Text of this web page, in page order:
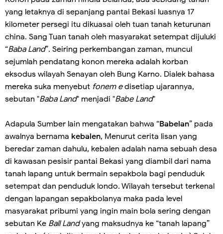
yang letaknya di sepanjang pantai Bekasi luasnya 17
kilometer persegi itu dikuasai oleh tuan tanah keturunan
china. Sang Tuan tanah oleh masyarakat setempat dijuluki
“Baba Land”. Seiring perkembangan zaman, muncul
sejumlah pendatang konon mereka adalah korban
eksodus wilayah Senayan oleh Bung Karno. Dialek bahasa
mereka suka menyebut fonem edisetiap ujarannya,
sebutan "Baba Land" menjadi "Babe Land"
Adapula Sumber lain mengatakan bahwa “Babelan” pada
awalnya bernama kebalen, Menurut cerita lisan yang
beredar zaman dahulu, kebalen adalah nama sebuah desa
di kawasan pesisir pantai Bekasi yang diambil dari nama
tanah lapang untuk bermain sepakbola bagi penduduk
setempat dan penduduk londo. Wilayah tersebut terkenal
dengan lapangan sepakbolanya maka pada level
masyarakat pribumi yang ingin main bola sering dengan
sebutan Ke Ball Landyang maksudnya ke “tanah lapang”